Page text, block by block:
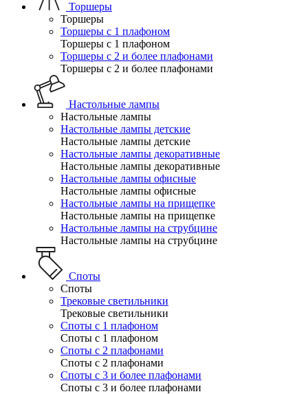
Торшеры
Торшеры
Торшеры с 1 плафоном
Торшеры с 1 плафоном
Торшеры с 2 и более плафонами
Торшеры с 2 и более плафонами
Настольные лампы
Настольные лампы
Настольные лампы детские
Настольные лампы детские
Настольные лампы декоративные
Настольные лампы декоративные
Настольные лампы офисные
Настольные лампы офисные
Настольные лампы на прищепке
Настольные лампы на прищепке
Настольные лампы на струбцине
Настольные лампы на струбцине
Споты
Споты
Трековые светильники
Трековые светильники
Споты с 1 плафоном
Споты с 1 плафоном
Споты с 2 плафонами
Споты с 2 плафонами
Споты с 3 и более плафонами
Споты с 3 и более плафонами